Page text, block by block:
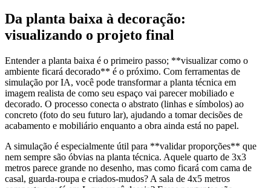
Da planta baixa à decoração:
visualizando o projeto final
Entender a planta baixa é o primeiro passo; **visualizar como o
ambiente ficará decorado** é o próximo. Com ferramentas de
simulação por IA, você pode transformar a planta técnica em
imagem realista de como seu espaço vai parecer mobiliado e
decorado. O processo conecta o abstrato (linhas e símbolos) ao
concreto (foto do seu futuro lar), ajudando a tomar decisões de
acabamento e mobiliário enquanto a obra ainda está no papel.
A simulação é especialmente útil para **validar proporções** que
nem sempre são óbvias na planta técnica. Aquele quarto de 3x3
metros parece grande no desenho, mas como ficará com cama de
casal, guarda-roupa e criados-mudos? A sala de 4x5 metros